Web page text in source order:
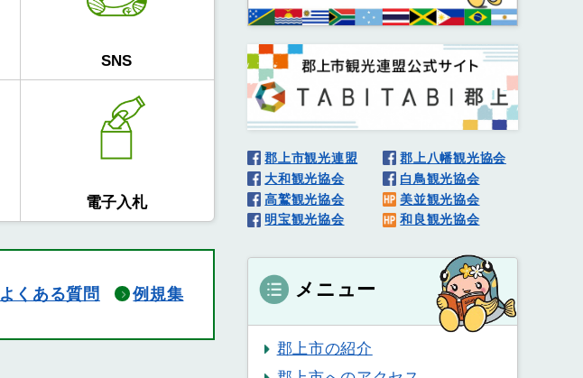
SNS
電子入札
よくある質問 例規集
郡上市観光連盟
郡上八幡観光協会
大和観光協会
白鳥観光協会
高鷲観光協会
美並観光協会
明宝観光協会
和良観光協会
メニュー
郡上市の紹介